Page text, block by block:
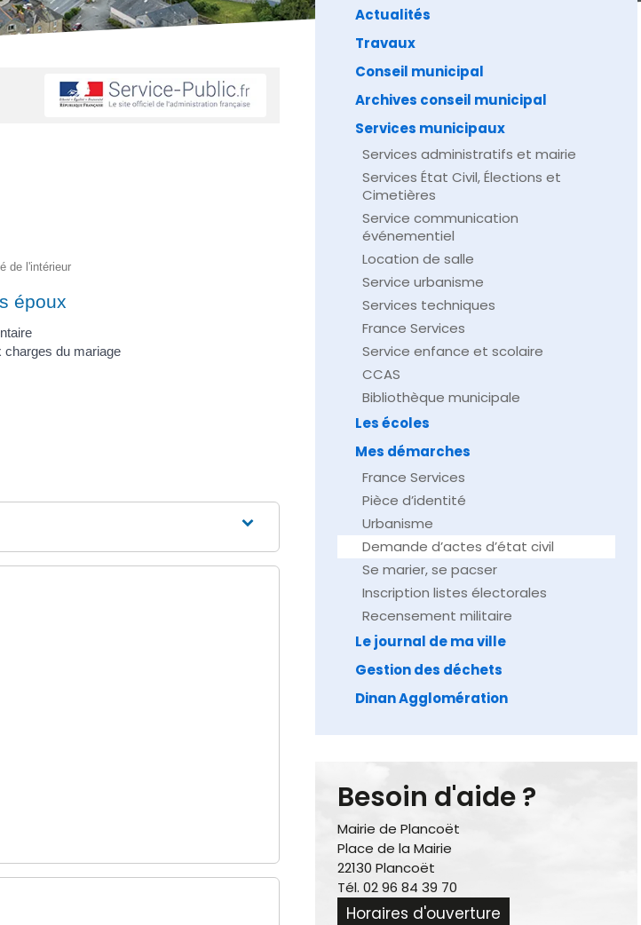
de l'intérieur
époux
charges du mariage
Actualités
Travaux
Conseil municipal
Archives conseil municipal
Services municipaux
Services administratifs et mairie
Services État Civil, Élections et
Cimetières
Service communication
événementiel
Location de salle
Service urbanisme
Services techniques
France Services
Service enfance et scolaire
CCAS
Bibliothèque municipale
Les écoles
Mes démarches
France Services
Pièce d’identité
Urbanisme
Demande d’actes d’état civil
Se marier, se pacser
Inscription listes électorales
Recensement militaire
Le journal de ma ville
Gestion des déchets
Dinan Agglomération
Besoin d'aide ?
Mairie de Plancoët
Place de la Mairie
22130 Plancoët
Tél. 02 96 84 39 70
Horaires d'ouverture